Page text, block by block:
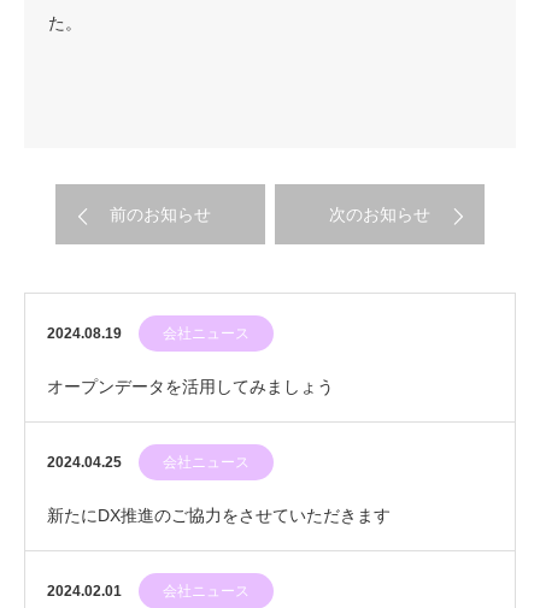
た。
前のお知らせ 次のお知らせ
2024.08.19 会社ニュース
オープンデータを活用してみましょう
2024.04.25 会社ニュース
新たにDX推進のご協力をさせていただきます
2024.02.01 会社ニュース